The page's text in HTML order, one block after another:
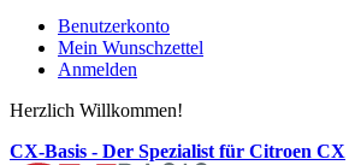
Benutzerkonto
Mein Wunschzettel
Anmelden
Herzlich Willkommen!
CX-Basis - Der Spezialist für Citroen CX